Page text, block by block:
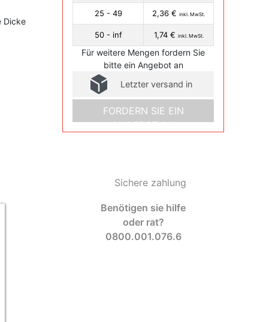
Dicke
25 - 49 2,36 € inkl. MwSt.
50 - inf 1,74 € inkl. MwSt.
Für weitere Mengen fordern Sie
bitte ein Angebot an
Letzter versand in
FORDERN SIE EIN
ANGEBOT AN
Sichere zahlung
Benötigen sie hilfe
oder rat?
0800.001.076.6